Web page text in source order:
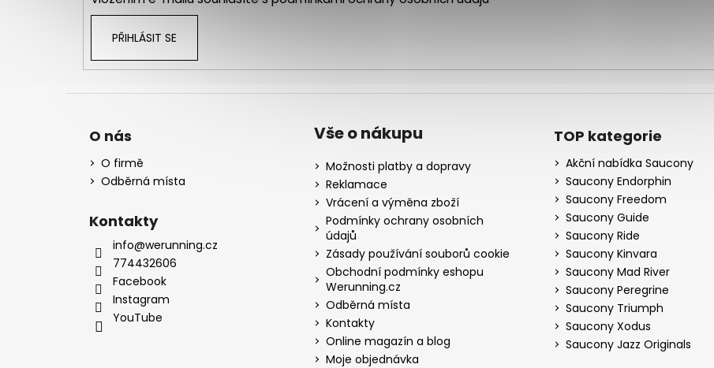
PŘIHLÁSIT SE
O nás
O firmě
Odběrná místa
Kontakty
info@werunning.cz
774432606
Facebook
Instagram
YouTube
Vše o nákupu
Možnosti platby a dopravy
Reklamace
Vrácení a výměna zboží
Podmínky ochrany osobních
údajů
Zásady používání souborů cookie
Obchodní podmínky eshopu
Werunning.cz
Odběrná místa
Kontakty
Online magazín a blog
Moje objednávka
TOP kategorie
Akční nabídka Saucony
Saucony Endorphin
Saucony Freedom
Saucony Guide
Saucony Ride
Saucony Kinvara
Saucony Mad River
Saucony Peregrine
Saucony Triumph
Saucony Xodus
Saucony Jazz Originals